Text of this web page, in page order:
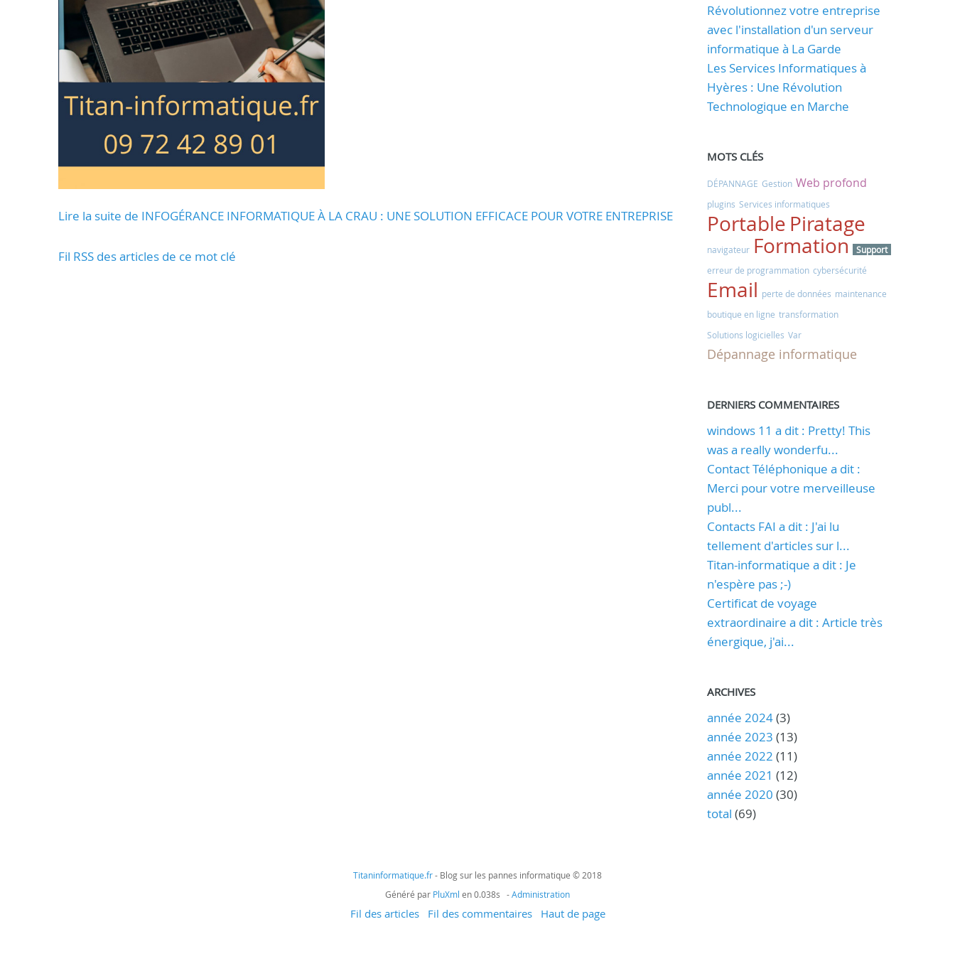
Lire la suite de INFOGÉRANCE INFORMATIQUE À LA CRAU : UNE SOLUTION EFFICACE POUR VOTRE ENTREPRISE
Fil RSS des articles de ce mot clé
Révolutionnez votre entreprise
avec l'installation d'un serveur
informatique à La Garde
Les Services Informatiques à
Hyères : Une Révolution
Technologique en Marche
MOTS CLÉS
DÉPANNAGE Gestion Web profond
plugins Services informatiques
Portable Piratage
navigateur Formation
Support
erreur de programmation cybersécurité
Email perte de données maintenance
boutique en ligne transformation
Solutions logicielles Var
Dépannage informatique
DERNIERS COMMENTAIRES
windows 11 a dit : Pretty! This
was a really wonderfu...
Contact Téléphonique a dit :
Merci pour votre merveilleuse
publ...
Contacts FAI a dit : J'ai lu
tellement d'articles sur l...
Titan-informatique a dit : Je
n'espère pas ;-)
Certificat de voyage
extraordinaire a dit : Article très
énergique, j'ai...
ARCHIVES
année 2024(3)
année 2023 (13)
année 2022 (11)
année 2021 (12)
année 2020 (30)
total (69)
Titaninformatique.fr- Blog sur les pannes informatique © 2018
Généré par PluXml en 0.038s -Administration
Fil des articles Fil des commentaires Haut de page